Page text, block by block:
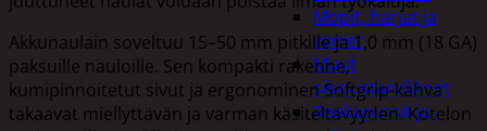
Mopit, harjat ja
varret
Muut
siivoustarvikkeet
Roskapussit ja -
Akkunaulain soveltuu 15–50 mm pitkille ja 1,0 mm (18 GA)
paksuille nauloille. Sen kompakti rakenne,
kumipinnoitetut sivut ja ergonominen Softgrip-kahva
takaavat miellyttävän ja varman käsiteltävyyden. Kotelon